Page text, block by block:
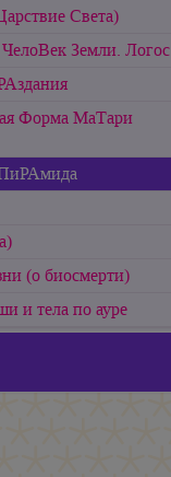
Света)
Земли. Логос
Форма МаТари
ПиРАмида
(о биосмерти)
и тела по ауре